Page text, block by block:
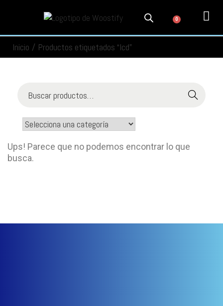
0
Inicio / Productos etiquetados “lcd”
Buscar
Ups! Parece que no podemos encontrar lo que
busca.